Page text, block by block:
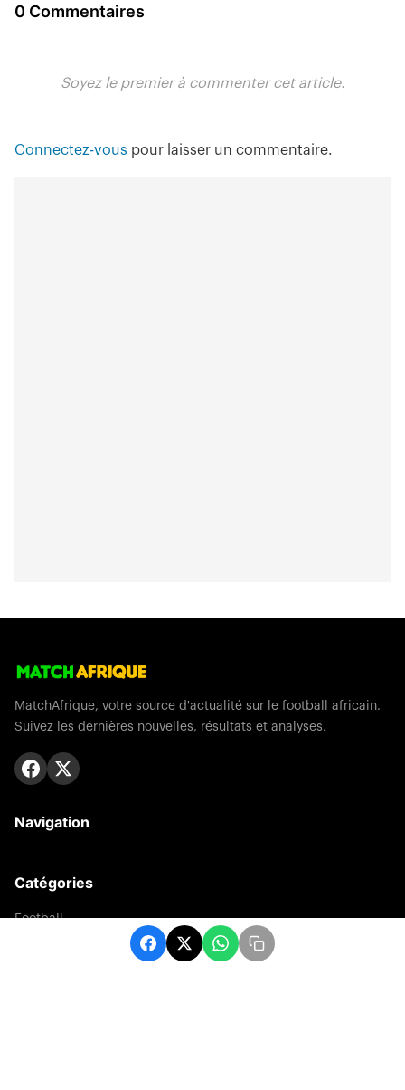
0 Commentaires
Soyez le premier à commenter cet article.
Connectez-vous pour laisser un commentaire.
MatchAfrique, votre source d'actualité sur le football africain.
Suivez les dernières nouvelles, résultats et analyses.
Navigation
Catégories
Football